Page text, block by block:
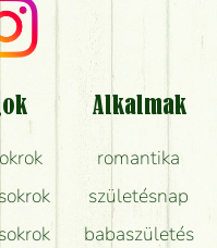
virágküldésről?
a képen van?
szállításáról?
friss a csokor?
boltban?
Alkalmak
romantika
születésnap
babaszületés